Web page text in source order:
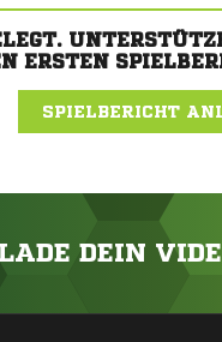
ERSTEN
SPIELBERICHT
DEIN